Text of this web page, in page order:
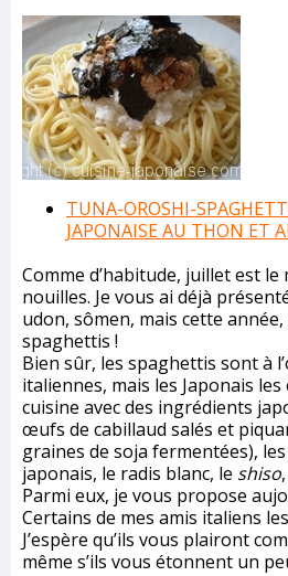
TUNA-OROSHI-
JAPONAISE AU THON ET
Comme d’habitude, juillet est le
nouilles. Je vous ai déjà
udon, sômen, mais cette
spaghettis !
Bien sûr, les spaghettis sont à
italiennes, mais les Japonais
cuisine avec des ingrédients
œufs de cabillaud salés et
graines de soja fermentées),
japonais, le radis blanc, le shiso
Parmi eux, je vous propose
Certains de mes amis italiens
J’espère qu’ils vous plairont
même s’ils vous étonnent un